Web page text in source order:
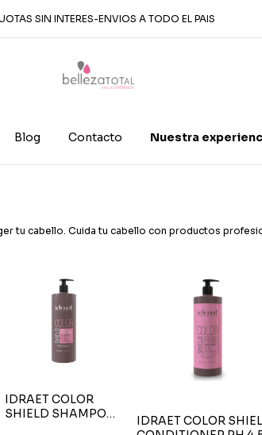
SIN INTERES-ENVIOS A TODO EL PAIS
Blog Contacto Nuestra
tu cabello. Cuida tu cabello con productos
IDRAET COLOR
SHIELD SHAMPOO 1
IDRAET COLOR